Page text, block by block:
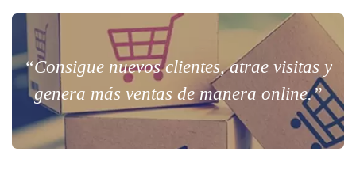
“Consigue nuevos clientes, atrae visitas y
genera más ventas de manera online.”